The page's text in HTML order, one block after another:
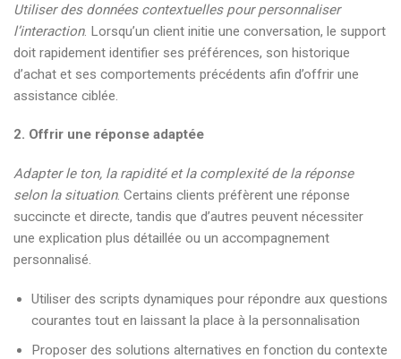
Utiliser des données contextuelles pour personnaliser
l’interaction. Lorsqu’un client initie une conversation, le support
doit rapidement identifier ses préférences, son historique
d’achat et ses comportements précédents afin d’offrir une
assistance ciblée.
2. Offrir une réponse adaptée
Adapter le ton, la rapidité et la complexité de la réponse
selon la situation. Certains clients préfèrent une réponse
succincte et directe, tandis que d’autres peuvent nécessiter
une explication plus détaillée ou un accompagnement
personnalisé.
Utiliser des scripts dynamiques pour répondre aux questions
courantes tout en laissant la place à la personnalisation
Proposer des solutions alternatives en fonction du contexte